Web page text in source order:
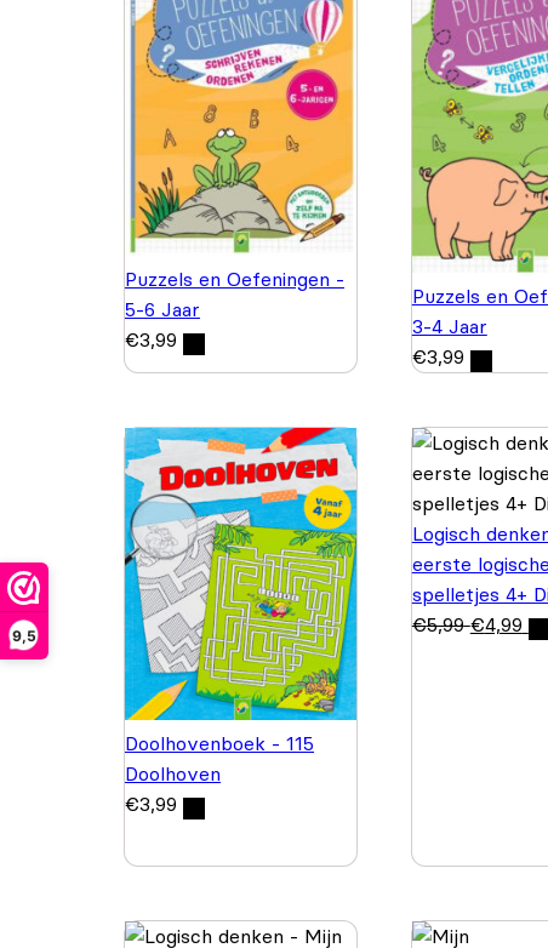
9,5
Puzzels en Oefeningen -
5-6 Jaar
€3,99
Puzzels en
3-4 Jaar
€3,99
Doolhovenboek - 115
Doolhoven
€3,99
Logisch
eerste logische
spelletjes 4+
€5,99 €4,99